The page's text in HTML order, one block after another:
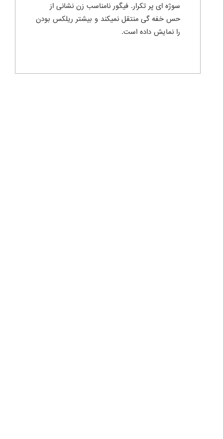
سوژه ای پر تکرار. فیگور نامناسب زن نشانی از
حس خفه گی منتقل نمیکند و بیشتر ریلکس بودن
را نمایش داده است.